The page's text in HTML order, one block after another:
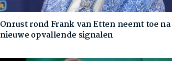
Onrust rond Frank van Etten neemt toe na
nieuwe opvallende signalen